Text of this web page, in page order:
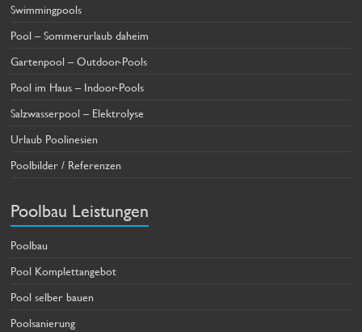
Swimmingpools
Pool – Sommerurlaub daheim
Gartenpool – Outdoor-Pools
Pool im Haus – Indoor-Pools
Salzwasserpool – Elektrolyse
Urlaub Poolinesien
Poolbilder / Referenzen
Poolbau Leistungen
Poolbau
Pool Komplettangebot
Pool selber bauen
Poolsanierung